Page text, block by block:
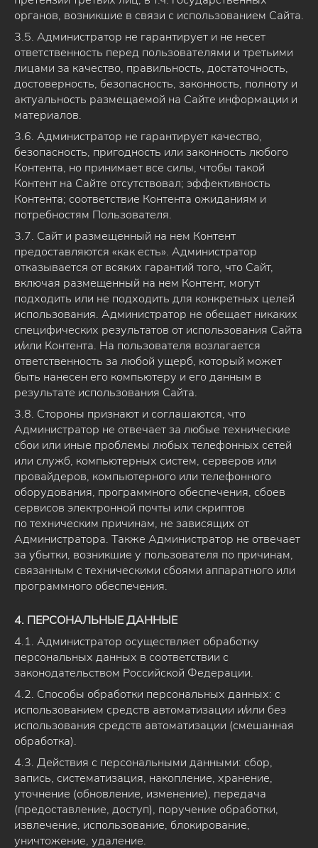
органов, возникшие в связи с использованием Сайта.
3.5. Администратор не гарантирует и не несет
ответственность перед пользователями и третьими
лицами за качество, правильность, достаточность,
достоверность, безопасность, законность, полноту и
актуальность размещаемой на Сайте информации и
материалов.
3.6. Администратор не гарантирует качество,
безопасность, пригодность или законность любого
Контента, но принимает все силы, чтобы такой
Контент на Сайте отсутствовал; эффективность
Контента; соответствие Контента ожиданиям и
потребностям Пользователя.
3.7. Сайт и размещенный на нем Контент
предоставляются «как есть». Администратор
отказывается от всяких гарантий того, что Сайт,
включая размещенный на нем Контент, могут
подходить или не подходить для конкретных целей
использования. Администратор не обещает никаких
специфических результатов от использования Сайта
и/или Контента. На пользователя возлагается
ответственность за любой ущерб, который может
быть нанесен его компьютеру и его данным в
результате использования Сайта.
3.8. Стороны признают и соглашаются, что
Администратор не отвечает за любые технические
сбои или иные проблемы любых телефонных сетей
или служб, компьютерных систем, серверов или
провайдеров, компьютерного или телефонного
оборудования, программного обеспечения, сбоев
сервисов электронной почты или скриптов
по техническим причинам, не зависящих от
Администратора. Также Администратор не отвечает
за убытки, возникшие у пользователя по причинам,
связанным с техническими сбоями аппаратного или
программного обеспечения.
4. ПЕРСОНАЛЬНЫЕ ДАННЫЕ
4.1. Администратор осуществляет обработку
персональных данных в соответствии с
законодательством Российской Федерации.
4.2. Способы обработки персональных данных: с
использованием средств автоматизации и/или без
использования средств автоматизации (смешанная
обработка).
4.3. Действия с персональными данными: сбор,
запись, систематизация, накопление, хранение,
уточнение (обновление, изменение), передача
(предоставление, доступ), поручение обработки,
извлечение, использование, блокирование,
уничтожение, удаление.